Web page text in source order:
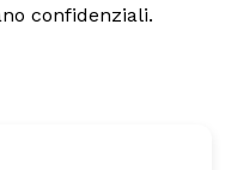
confidenziali.